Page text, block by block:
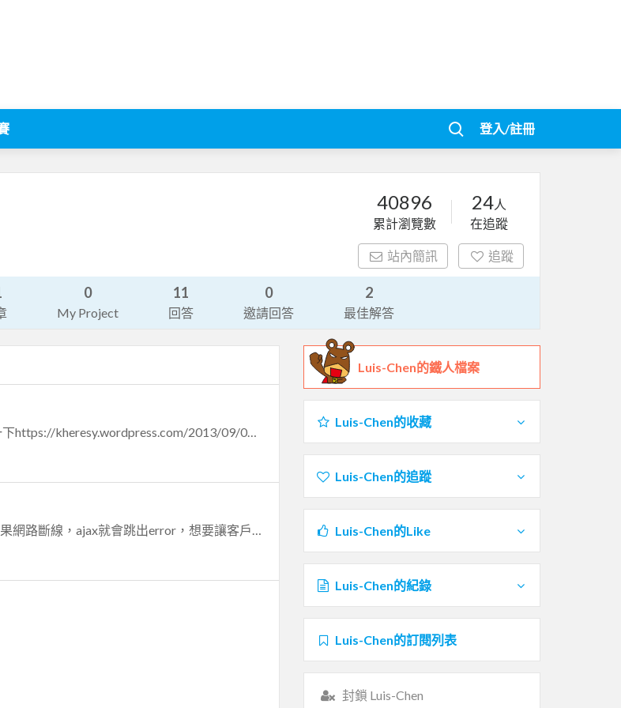
登入/註冊
40896
累計瀏覽數
24人
在追蹤
站內簡訊 追蹤
0
My Project
11
回答
0
邀請回答
2
最佳解答
Luis-Chen的鐵人檔案
Luis-Chen的收藏
Luis-Chen的追蹤
Luis-Chen的Like
Luis-Chen的紀錄
Luis-Chen的訂閱列表
封鎖 Luis-Chen